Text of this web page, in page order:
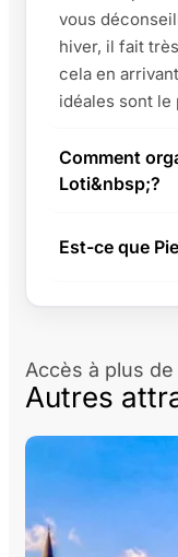
vous
hiver, il fait
cela en
idéales sont le
Comment
Loti&nbsp;?
Est-ce que
Accès à plus
Autres